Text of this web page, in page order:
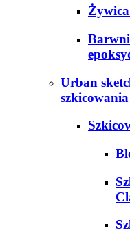
Urban
szkicowania